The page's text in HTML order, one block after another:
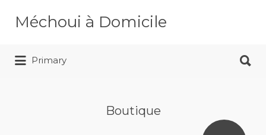
Méchoui à Domicile
Service Traiteur Méchoui
Rechercher:
Primary
Boutique